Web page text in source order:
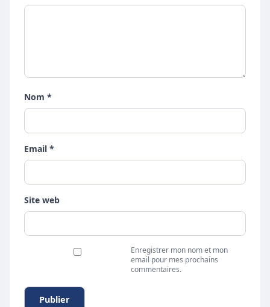
Nom *
Email *
Site web
Enregistrer mon nom et mon
email pour mes prochains
commentaires.